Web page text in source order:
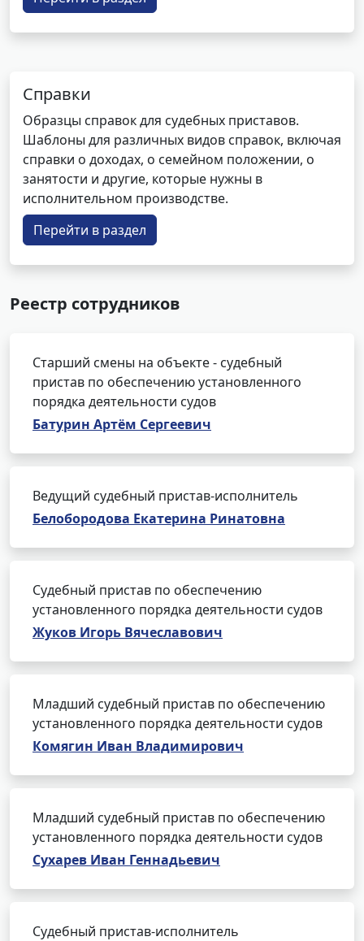
Справки
Образцы справок для судебных приставов.
Шаблоны для различных видов справок, включая
справки о доходах, о семейном положении, о
занятости и другие, которые нужны в
исполнительном производстве.
Перейти в раздел
Реестр сотрудников
Старший смены на объекте - судебный
пристав по обеспечению установленного
порядка деятельности судов
Батурин Артём Сергеевич
Ведущий судебный пристав-исполнитель
Белобородова Екатерина Ринатовна
Судебный пристав по обеспечению
установленного порядка деятельности судов
Жуков Игорь Вячеславович
Младший судебный пристав по обеспечению
установленного порядка деятельности судов
Комягин Иван Владимирович
Младший судебный пристав по обеспечению
установленного порядка деятельности судов
Сухарев Иван Геннадьевич
Судебный пристав-исполнитель